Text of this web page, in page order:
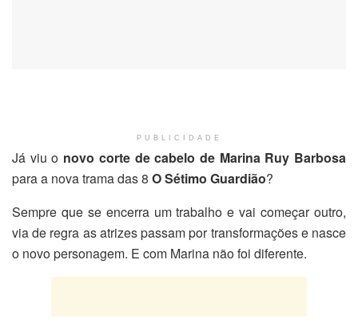
PUBLICIDADE
Já viu o novo corte de cabelo de Marina Ruy Barbosa
para a nova trama das 8 O Sétimo Guardião?
Sempre que se encerra um trabalho e vai começar outro,
via de regra as atrizes passam por transformações e nasce
o novo personagem. E com Marina não foi diferente.